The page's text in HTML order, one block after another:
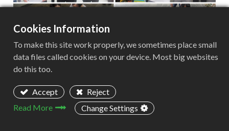
Cookies Information
To make this site work properly, we sometimes place small
data files called cookies on your device. Most big websites
do this too.
Accept
Reject
Read More
Change Settings